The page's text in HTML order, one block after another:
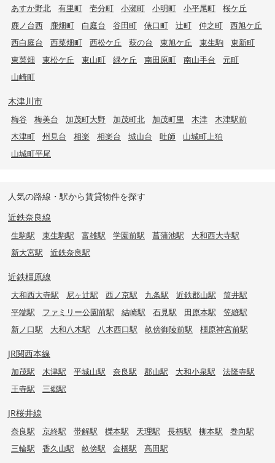
あすか野北 有里町 壱分町 小瀬町 小明町 小平尾町
桜ケ丘
鹿ノ台西
鹿畑町 白庭台 谷田町 俵口町 辻町 仲之町
西旭ケ丘
西白庭台
西菜畑町 西松ケ丘 萩の台 東旭ケ丘 東生駒
東新町
東菜畑
東松ケ丘 東山町 緑ケ丘 南田原町 南山手台
元町
山崎町
木津川市
梅谷 梅美台 加茂町大野 加茂町北 加茂町里 木津
木津駅前
木津町
州見台 相楽 相楽台 城山台 吐師
山城町上狛
山城町平尾
人気の路線・駅から賃貸物件を探す
近鉄奈良線
生駒駅 東生駒駅 富雄駅 学園前駅 菖蒲池駅
大和西大寺駅
新大宮駅
近鉄奈良駅
近鉄橿原線
大和西大寺駅 尼ヶ辻駅 西ノ京駅 九条駅 近鉄郡山駅
筒井駅
平端駅
ファミリー公園前駅 結崎駅 石見駅 田原本駅
笠縫駅
新ノ口駅
大和八木駅 八木西口駅 畝傍御陵前駅 橿原神宮前駅
JR関西本線
加茂駅 木津駅 平城山駅 奈良駅 郡山駅 大和小泉駅
法隆寺駅
王寺駅
三郷駅
JR桜井線
奈良駅 京終駅 帯解駅 櫟本駅 天理駅 長柄駅 柳本駅
巻向駅
三輪駅
香久山駅 畝傍駅 金橋駅 高田駅